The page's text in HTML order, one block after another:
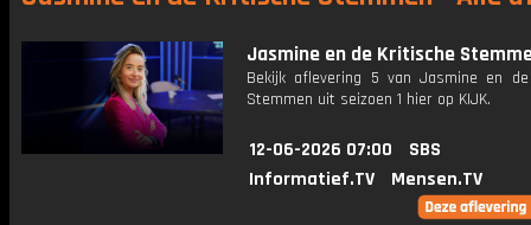
Jasmine en de Kritische
Bekijk aflevering 5 van Jasmine en
Stemmen uit seizoen 1 hier op KIJK.
12-06-2026 07:00
SBS
Informatief.TV
Mensen.TV